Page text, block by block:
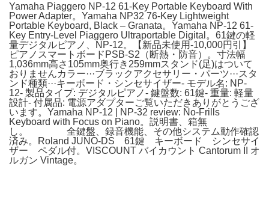
Yamaha Piaggero NP-12 61-Key Portable Keyboard With
Power Adapter。Yamaha NP32 76-Key Lightweight
Portable Keyboard, Black – Granata。Yamaha NP-12 61-
Key Entry-Level Piaggero Ultraportable Digital。61鍵の軽
量デジタルピアノ、NP-12。​【新品未使用-10,000円引】
ピアノスマートボードPSB-S2（断熱・防音）。寸法幅
1,036mm高さ105mm奥行き259mmスタンド(足)はついて
おりませんカラー···ブラックアクセサリー・パーツ···スタ
ンド種類···キーボード・シンセサイザー- モデル名: NP-
12- 製品タイプ: デジタルピアノ- 鍵盤数: 61鍵- 重量: 軽量
設計- 付属品: 電源アダプターご覧いただきありがとうござ
います。Yamaha NP-12 | NP-32 review: No-Frills
Keyboard with Focus on Piano。説明書、箱無
し。 全鍵盤、録音機能、その他システム動作確認
済み。Roland JUNO-DS 61鍵 キーボード シンセサイ
ザー ペダル付。VISCOUNT バイカウント Cantorum II オ
ルガン Vintage。